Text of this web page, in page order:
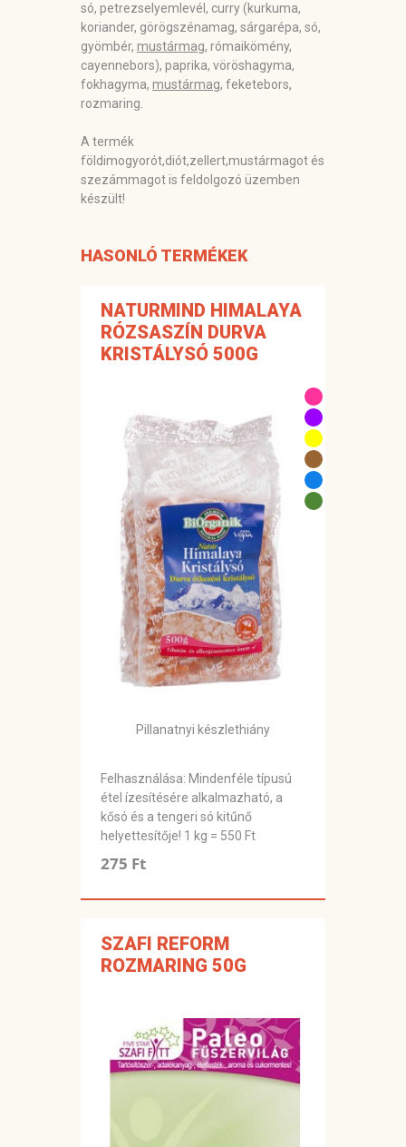
só, petrezselyemlevél, curry (kurkuma,
koriander, görögszénamag, sárgarépa, só,
gyömbér, mustármag, rómaikömény,
cayennebors), paprika, vöröshagyma,
fokhagyma, mustármag, feketebors,
rozmaring.
A termék
földimogyorót,diót,zellert,mustármagot és
szezámmagot is feldolgozó üzemben
készült!
HASONLÓ TERMÉKEK
NATURMIND HIMALAYA
RÓZSASZÍN DURVA
KRISTÁLYSÓ 500G
Pillanatnyi készlethiány
Felhasználása: Mindenféle típusú
étel ízesítésére alkalmazható, a
kősó és a tengeri só kitűnő
helyettesítője! 1 kg = 550 Ft
275 Ft
SZAFI REFORM
ROZMARING 50G